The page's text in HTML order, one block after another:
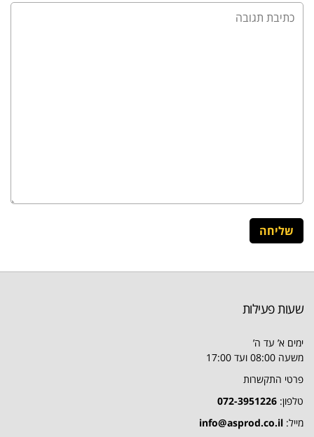
שעות פעילות
ימים א’ עד ה’
משעה 08:00 ועד 17:00
פרטי התקשרות
טלפון: 072-3951226
מייל: info@asprod.co.il